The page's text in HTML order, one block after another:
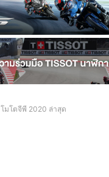
โมโตจีพี 2020 ล่าสุด